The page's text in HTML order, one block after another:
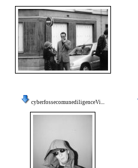
cyberfossecomunediligenceVi...